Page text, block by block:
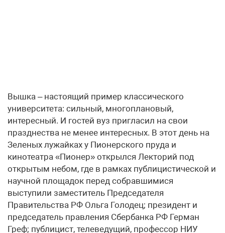
Вышка – настоящий пример классического
университета: сильный, многоплановый,
интересный. И гостей вуз пригласил на свои
празднества не менее интересных. В этот день на
Зеленых лужайках у Пионерского пруда и
кинотеатра «Пионер» открылся Лекторий под
открытым небом, где в рамках публицистической и
научной площадок перед собравшимися
выступили заместитель Председателя
Правительства РФ Ольга Голодец; президент и
председатель правления Сбербанка РФ Герман
Греф; публицист, телеведущий, профессор НИУ